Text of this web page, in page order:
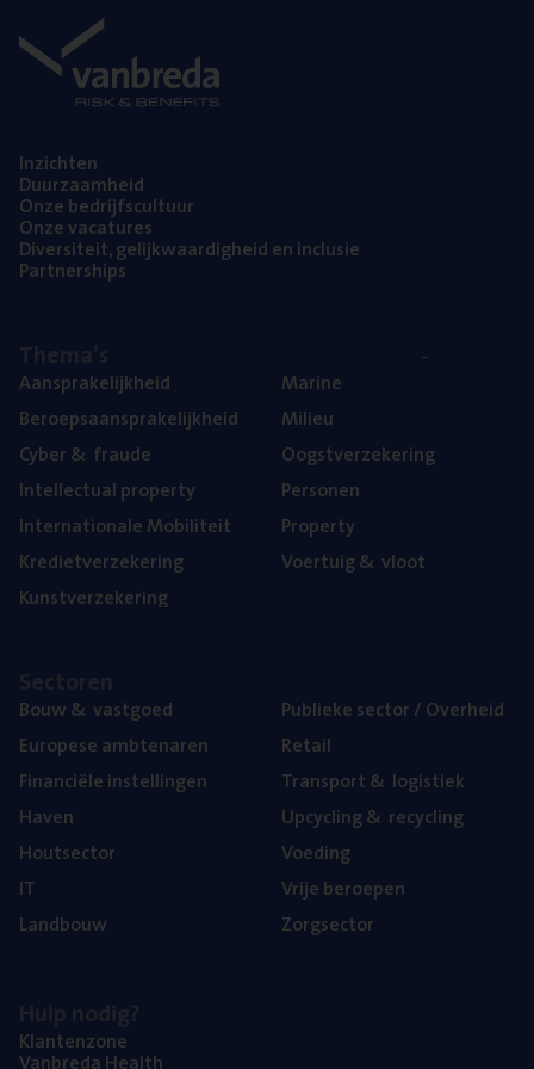
Inzich­ten
Duur­zaam­heid
Onze bedrijfs­cul­tuur
Onze vaca­tu­res
Diver­si­teit, gelijk­waar­dig­heid en inclusie
Part­ner­ships
Aan­spra­ke­lijk­heid
Beroeps­aan­spra­ke­lijk­heid
Cyber& fraude
Intel­lec­tu­al property
Inter­na­ti­o­na­le Mobiliteit
Kre­diet­ver­ze­ke­ring
Kunst­ver­ze­ke­ring
Mari­ne
Mili­eu
Oogst­ver­ze­ke­ring
Per­so­nen
Pro­per­ty
Voer­tuig& vloot
Bouw& vastgoed
Euro­pe­se ambtenaren
Finan­ci­ë­le instellingen
Haven
Hout­sec­tor
IT
Land­bouw
Publie­ke sec­tor / Overheid
Retail
Trans­port& logistiek
Upcy­cling& recycling
Voe­ding
Vrije beroe­pen
Zorg­sec­tor
Klan­ten­zo­ne
Van­b­re­da Health